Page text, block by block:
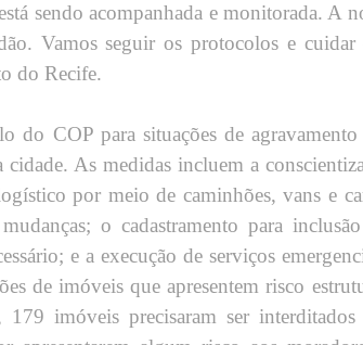
sendo acompanhada e monitorada. A
Vamos seguir os protocolos e cuidar
do Recife.
do COP para situações de agravamento
As medidas incluem a
por meio de caminhões, vans e
o cadastramento para
e a execução de serviços
de imóveis que apresentem risco
imóveis precisaram ser